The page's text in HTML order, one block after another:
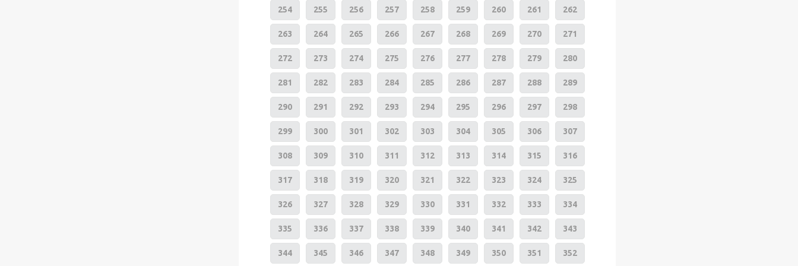
254 255 256 257 258 259 260 261 262
263 264 265 266 267 268 269 270 271
272 273 274 275 276 277 278 279 280
281 282 283 284 285 286 287 288 289
290 291 292 293 294 295 296 297 298
299 300 301 302 303 304 305 306 307
308 309 310 311 312 313 314 315 316
317 318 319 320 321 322 323 324 325
326 327 328 329 330 331 332 333 334
335 336 337 338 339 340 341 342 343
344 345 346 347 348 349 350 351 352